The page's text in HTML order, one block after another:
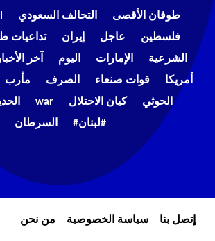
طوفان الأقصى
التحالف السعودي
فلسطين
عاجل إيران
تداعيات
الشرعية
الإمارات اليوم آخر
أمريكا
قوات صنعاء الصرف مأرب
الحوثي
كيان الاحتلال war
#لبنان#
السرطان
إتصل بنا سياسة الخصوصية من نحن